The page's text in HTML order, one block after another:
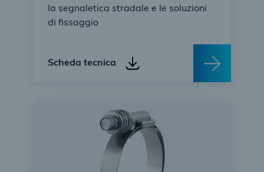
la segnaletica stradale e le soluzioni
di fissaggio
Scheda tecnica